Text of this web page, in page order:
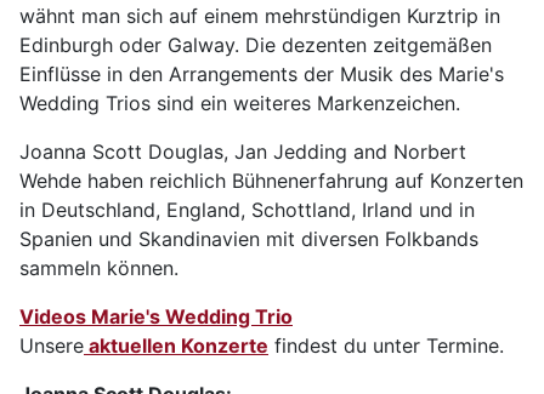
wähnt man sich auf einem mehrstündigen Kurztrip in
Edinburgh oder Galway. Die dezenten zeitgemäßen
Einflüsse in den Arrangements der Musik des Marie's
Wedding Trios sind ein weiteres Markenzeichen.
Joanna Scott Douglas, Jan Jedding and Norbert
Wehde haben reichlich Bühnenerfahrung auf Konzerten
in Deutschland, England, Schottland, Irland und in
Spanien und Skandinavien mit diversen Folkbands
sammeln können.
Videos Marie's Wedding Trio
Unsere aktuellen Konzerte findest du unter Termine.